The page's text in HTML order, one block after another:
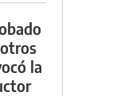
la